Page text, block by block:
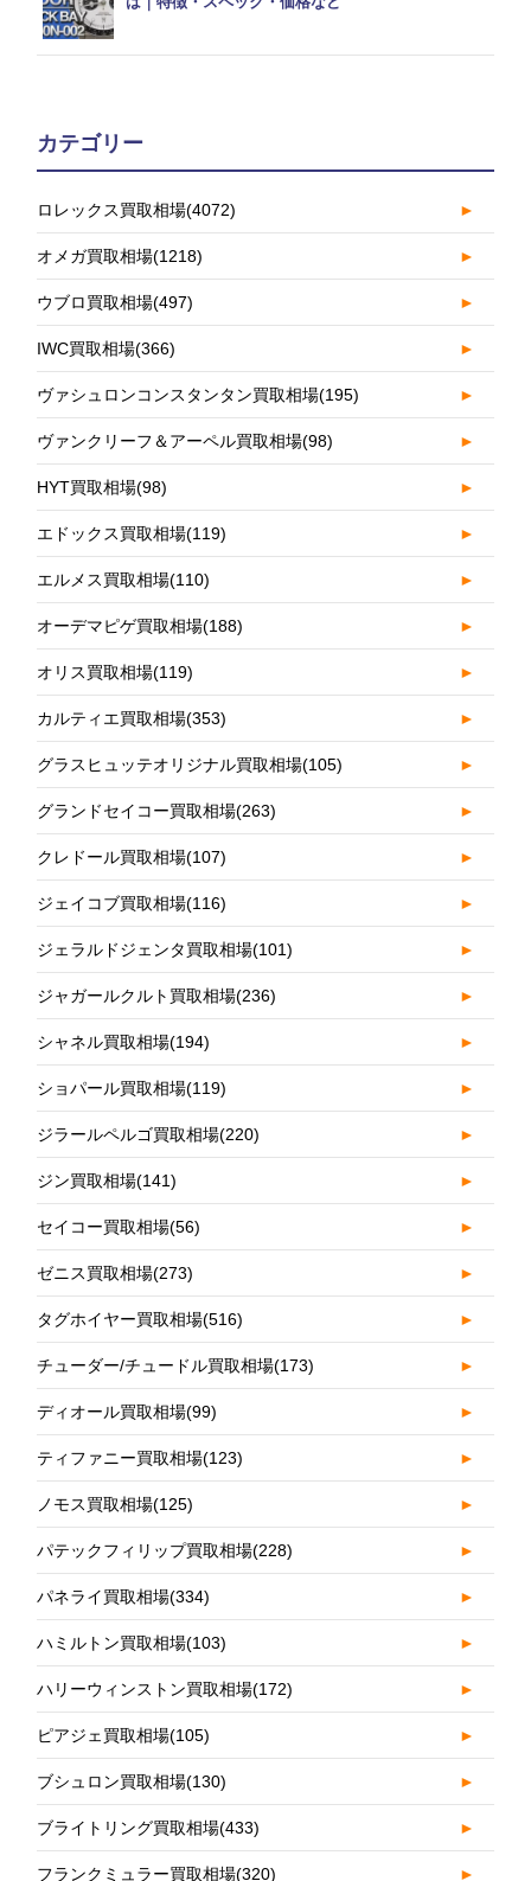
カテゴリー
ロレックス買取相場(4072) ►
オメガ買取相場(1218) ►
ウブロ買取相場(497) ►
IWC買取相場(366) ►
ヴァシュロンコンスタンタン買取相場(195) ►
ヴァンクリーフ＆アーペル買取相場(98) ►
HYT買取相場(98) ►
エドックス買取相場(119) ►
エルメス買取相場(110) ►
オーデマピゲ買取相場(188) ►
オリス買取相場(119) ►
カルティエ買取相場(353) ►
グラスヒュッテオリジナル買取相場(105) ►
グランドセイコー買取相場(263) ►
クレドール買取相場(107) ►
ジェイコブ買取相場(116) ►
ジェラルドジェンタ買取相場(101) ►
ジャガールクルト買取相場(236) ►
シャネル買取相場(194) ►
ショパール買取相場(119) ►
ジラールペルゴ買取相場(220) ►
ジン買取相場(141) ►
セイコー買取相場(56) ►
ゼニス買取相場(273) ►
タグホイヤー買取相場(516) ►
チューダー/チュードル買取相場(173) ►
ディオール買取相場(99) ►
ティファニー買取相場(123) ►
ノモス買取相場(125) ►
パテックフィリップ買取相場(228) ►
パネライ買取相場(334) ►
ハミルトン買取相場(103) ►
ハリーウィンストン買取相場(172) ►
ピアジェ買取相場(105) ►
ブシュロン買取相場(130) ►
ブライトリング買取相場(433) ►
フランクミュラー買取相場(320) ►